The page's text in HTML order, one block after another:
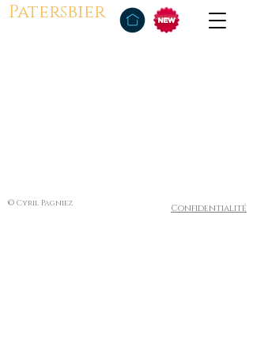
Patersbier
© Cyril Pagniez Confidentialité